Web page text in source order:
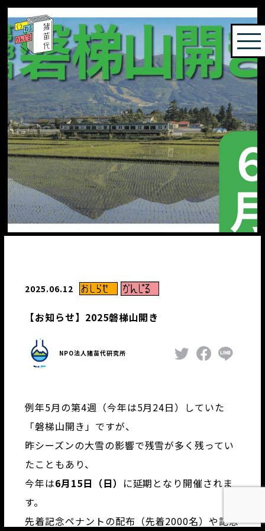
2025.06.12
【お知らせ】2025磐梯山開き
NPO法人猪苗代研究所
例年5月の第4週（今年は5月24日）していた
「磐梯山開き」ですが、
昨シーズンの大雪の影響で残雪が多く残ってい
たこともあり、
今年は6月15日（日） に延期となり開催されま
す。
先着記念ペナントの配布（先着2000名）や記念